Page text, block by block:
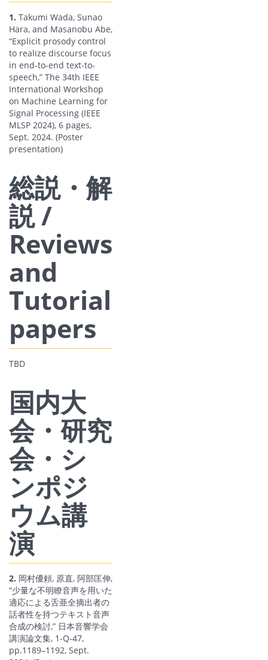
1. Takumi Wada, Sunao
Hara, and Masanobu Abe,
“Explicit prosody control
to realize discourse focus
in end-to-end text-to-
speech,” The 34th IEEE
International Workshop
on Machine Learning for
Signal Processing (IEEE
MLSP 2024), 6 pages,
Sept. 2024. (Poster
presentation)
総説・解
説 /
Reviews
and
Tutorial
papers
TBD
国内大
会・研究
会・シ
ンポジ
ウム講
演
2. 岡村優頼, 原直, 阿部匡伸,
“少量な不明瞭音声を用いた
適応による舌亜全摘出者の
話者性を持つテキスト音声
合成の検討,” 日本音響学会
講演論文集, 1-Q-47,
pp.1189–1192, Sept.